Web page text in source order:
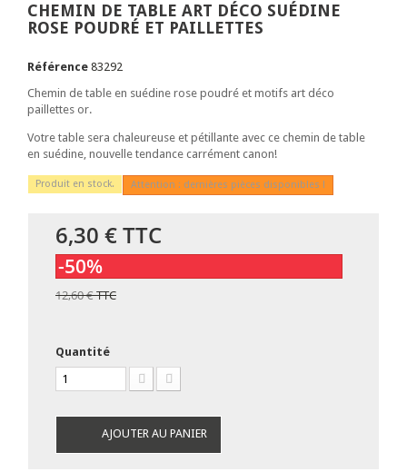
CHEMIN DE TABLE ART DÉCO SUÉDINE
ROSE POUDRÉ ET PAILLETTES
Référence 83292
Chemin de table en suédine rose poudré et motifs art déco
paillettes or.
Votre table sera chaleureuse et pétillante avec ce chemin de table
en suédine, nouvelle tendance carrément canon!
Produit en stock. Attention : dernières pièces disponibles !
6,30 €TTC
-50%
12,60 €TTC
Quantité
AJOUTER AU PANIER